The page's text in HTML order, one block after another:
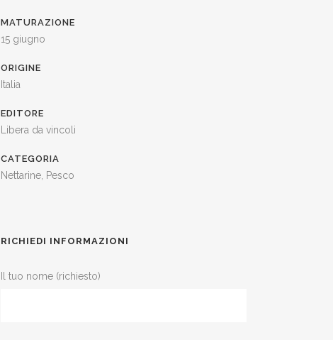
MATURAZIONE
15 giugno
ORIGINE
Italia
EDITORE
Libera da vincoli
CATEGORIA
Nettarine, Pesco
RICHIEDI INFORMAZIONI
Il tuo nome (richiesto)